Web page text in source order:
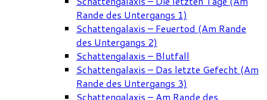
Rande des Untergangs 1)
Schattengalaxis – Feuertod (Am Rande
des Untergangs 2)
Schattengalaxis – Blutfall
Schattengalaxis – Das letzte Gefecht (Am
Rande des Untergangs 3)
Schattengalaxis – Am Rande des